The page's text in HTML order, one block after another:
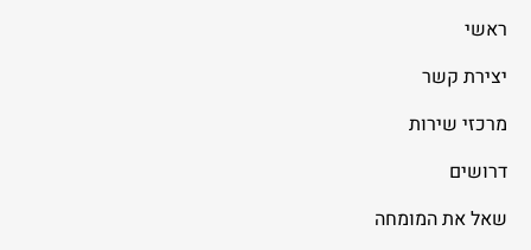
ראשי
יצירת קשר
מרכזי שירות
דרושים
שאל את המומחה